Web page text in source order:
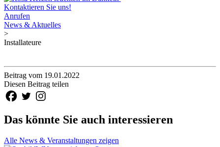
Kontaktieren Sie uns!
Anrufen
News & Aktuelles
>
Installateure
Beitrag vom 19.01.2022
Diesen Beitrag teilen
Das könnte Sie auch interessieren
Alle News & Veranstaltungen zeigen